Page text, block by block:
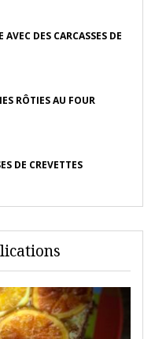
DES CARCASSES DE
RÔTIES AU FOUR
DE CREVETTES